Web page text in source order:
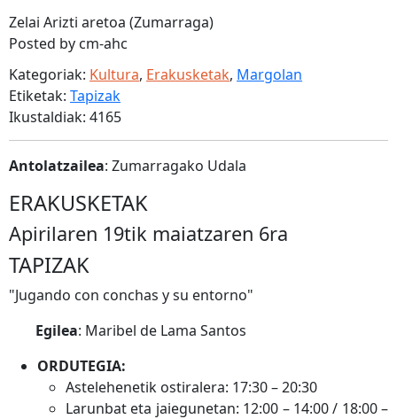
Zelai Arizti aretoa (Zumarraga)
Posted by cm-ahc
Kategoriak: Kultura, Erakusketak, Margolan
Etiketak: Tapizak
Ikustaldiak: 4165
Antolatzailea: Zumarragako Udala
ERAKUSKETAK
Apirilaren 19tik maiatzaren 6ra
TAPIZAK
"Jugando con conchas y su entorno"
Egilea: Maribel de Lama Santos
ORDUTEGIA:
Astelehenetik ostiralera: 17:30 – 20:30
Larunbat eta jaiegunetan: 12:00 – 14:00 / 18:00 –